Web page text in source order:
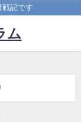
戦記です
ム